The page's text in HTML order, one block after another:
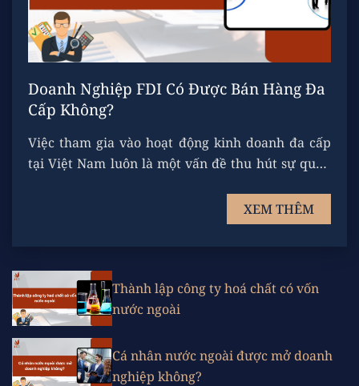
Doanh Nghiệp FDI Có Được Bán Hàng Đa
Cấp Không?
Việc tham gia vào hoạt động kinh doanh đa cấp
tại Việt Nam luôn là một vấn đề thu hút sự quan
XEM THÊM
Thành lập công ty hoá chất có vốn
nước ngoài
Cá nhân nước ngoài được mở doanh
nghiệp không?